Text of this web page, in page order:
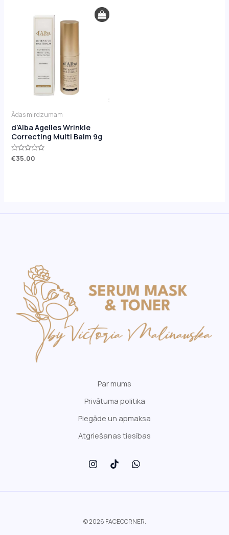
Ādas mirdzumam
d’Alba Agelles Wrinkle
Correcting Multi Balm 9g
Novērtēts
ar
€35.00
Par mums
Privātuma politika
Piegāde un apmaksa
Atgriešanas tiesības
© 2026 FACECORNER.